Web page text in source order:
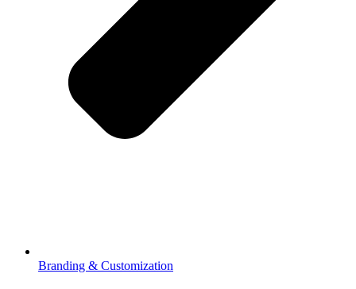
Branding & Customization